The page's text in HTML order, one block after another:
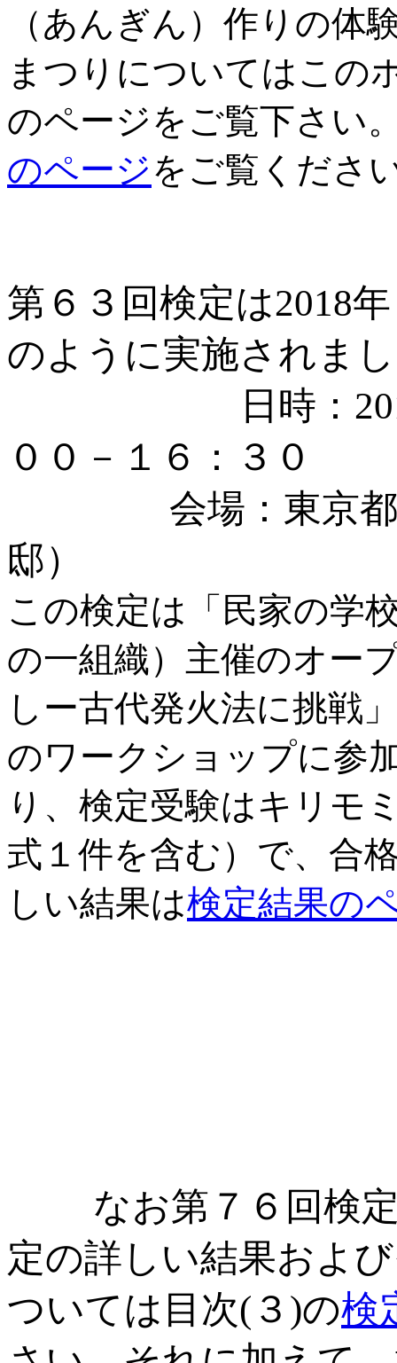
（あんぎん）作りの体
まつりについてはこの
のページをご覧下さい
のページをご覧くだ
第６３回検定は2018
のように実施されま
日時：2018
００－１６：３０
会場：東京都東
邸）
この検定は「民家の学
の一組織）主催のオー
しー古代発火法に挑戦
のワークショップに参
り、検定受験はキリモ
式１件を含む）で、合
しい結果は検定結果の
なお第７６回検定
定の詳しい結果およ
ついては目次(３)の検